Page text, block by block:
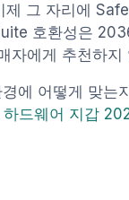
그 자리에
호환성은
자에게 추천하지
에 어떻게 맞
하드웨어 지갑